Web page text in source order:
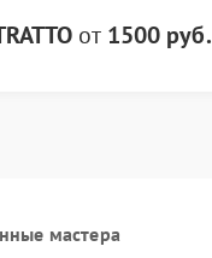
от 1500 руб.
мастера